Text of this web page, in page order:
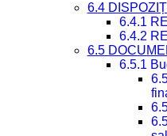
6.4
6.4.1
6.4.2
6.5
6.5.1